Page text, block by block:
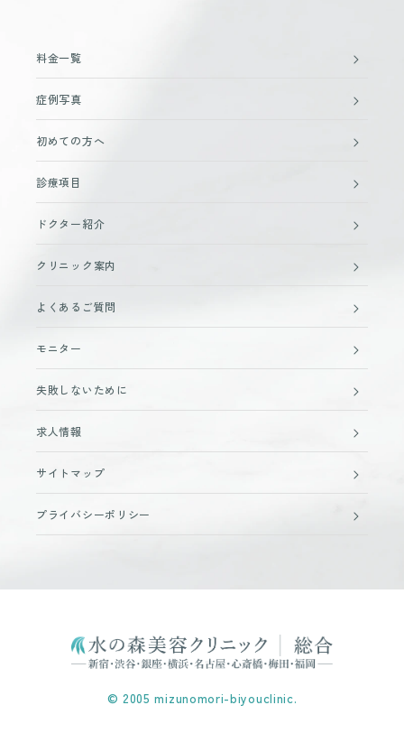
料金一覧
症例写真
初めての方へ
診療項目
ドクター紹介
クリニック案内
よくあるご質問
モニター
失敗しないために
求人情報
サイトマップ
プライバシーポリシー
© 2005 mizunomori-biyouclinic.